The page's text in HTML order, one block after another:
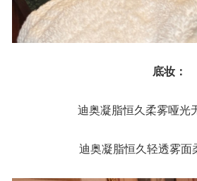
底妆：
迪奥凝脂恒久柔雾哑光
迪奥凝脂恒久轻透雾面